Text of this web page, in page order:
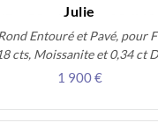
Julie
Entouré et Pavé, pour
cts, Moissanite et 0,34 ct
1 900 €